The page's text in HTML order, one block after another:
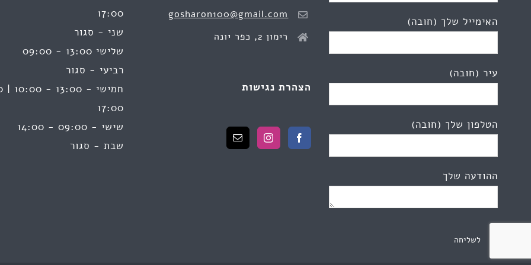
האימייל שלך (חובה)
עיר (חובה)
הטלפון שלך (חובה)
ההודעה שלך
gosharon100@gmail.com
רימון 2, כפר יונה
הצהרת נגישות
17:00
שני - סגור
שלישי 13:00 - 09:00
רביעי - סגור
17:00
שישי - 09:00 - 14:00
שבת - סגור